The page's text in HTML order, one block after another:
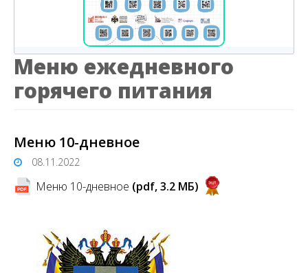
Меню ежедневного
горячего питания
Меню 10-дневное
08.11.2022
Меню 10-дневное (pdf, 3.2 MБ)